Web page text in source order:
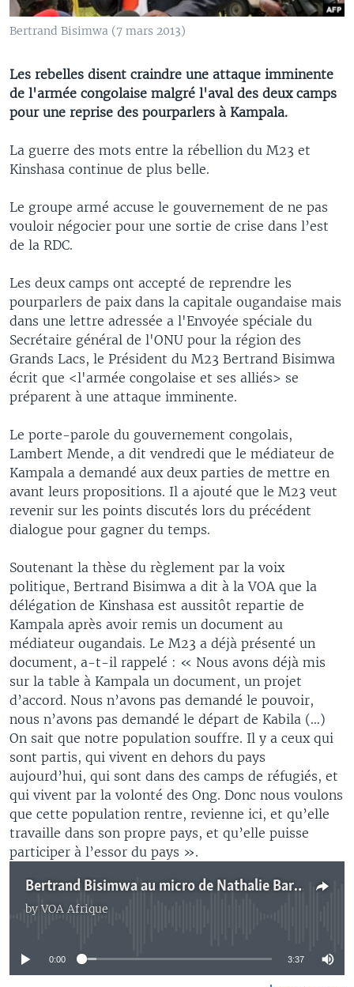
Bertrand Bisimwa (7 mars 2013)
Les rebelles disent craindre une attaque imminente
de l'armée congolaise malgré l'aval des deux camps
pour une reprise des pourparlers à Kampala.
La guerre des mots entre la rébellion du M23 et
Kinshasa continue de plus belle.
Le groupe armé accuse le gouvernement de ne pas
vouloir négocier pour une sortie de crise dans l’est
de la RDC.
Les deux camps ont accepté de reprendre les
pourparlers de paix dans la capitale ougandaise mais
dans une lettre adressée a l'Envoyée spéciale du
Secrétaire général de l'ONU pour la région des
Grands Lacs, le Président du M23 Bertrand Bisimwa
écrit que <l'armée congolaise et ses alliés> se
préparent à une attaque imminente.
Le porte-parole du gouvernement congolais,
Lambert Mende, a dit vendredi que le médiateur de
Kampala a demandé aux deux parties de mettre en
avant leurs propositions. Il a ajouté que le M23 veut
revenir sur les points discutés lors du précédent
dialogue pour gagner du temps.
Soutenant la thèse du règlement par la voix
politique, Bertrand Bisimwa a dit à la VOA que la
délégation de Kinshasa est aussitôt repartie de
Kampala après avoir remis un document au
médiateur ougandais. Le M23 a déjà présenté un
document, a-t-il rappelé : « Nous avons déjà mis
sur la table à Kampala un document, un projet
d’accord. Nous n’avons pas demandé le pouvoir,
nous n’avons pas demandé le départ de Kabila (…)
On sait que notre population souffre. Il y a ceux qui
sont partis, qui vivent en dehors du pays
aujourd’hui, qui sont dans des camps de réfugiés, et
qui vivent par la volonté des Ong. Donc nous voulons
que cette population rentre, revienne ici, et qu’elle
travaille dans son propre pays, et qu’elle puisse
participer à l’essor du pays ».
Bertrand Bisimwa au micro de Nathalie Barge
byVOA Afrique
No media source currently available
0:00 3:37